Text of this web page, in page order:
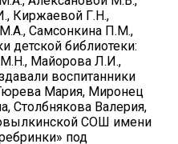
Киржаевой Г.Н.,
Самсонкина П.М.,
детской библиотеки:
Майорова Л.И.,
воспитанники
Мария, Миронец
Столбнякова Валерия,
СОШ имени
под